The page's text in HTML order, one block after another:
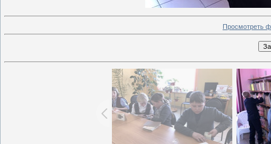
Просмотреть